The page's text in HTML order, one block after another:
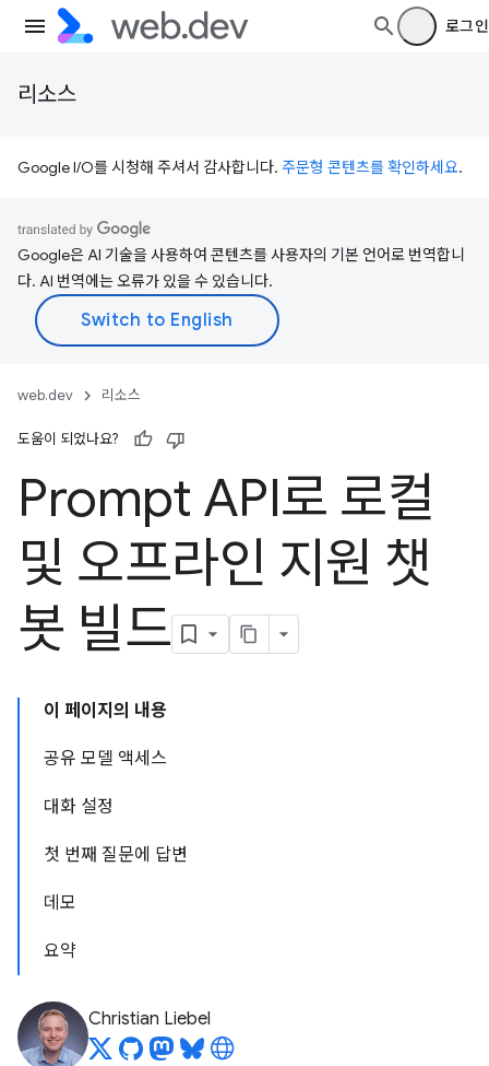
로그인
리소스
Google I/O를 시청해 주셔서 감사합니다. 주문형 콘텐츠를 확인하세요.
Google은 AI 기술을 사용하여 콘텐츠를 사용자의 기본 언어로 번역합니
다. AI 번역에는 오류가 있을 수 있습니다.
web.dev 리소스
도움이 되었나요?
Prompt API로 로컬
및 오프라인 지원 챗
봇 빌드
이 페이지의 내용
공유 모델 액세스
대화 설정
첫 번째 질문에 답변
데모
요약
Christian Liebel